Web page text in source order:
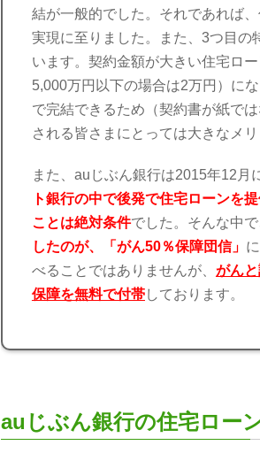
結が一般的でした。それであれば
実現に至りました。また、3つ目の
います。契約金額が大きい住宅ロ
5,000万円以下の場合は2万円）に
で完結できるため（契約書が紙で
される皆さまにとっては大きなメ
また、auじぶん銀行は2015年12月
ト銀行の中で後発で住宅ローンを
ことは絶対条件でした。そんな中で
したのが、「がん50％保障団信」
べることではありませんが、 がんと
保障を無料で付帯しております。
auじぶん銀行の住宅ロー